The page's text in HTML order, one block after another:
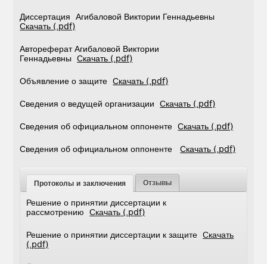
Диссертация Агибаловой Виктории Геннадьевны
Скачать (.pdf)
Автореферат Агибаловой Виктории
ГеннадьевныСкачать (.pdf)
Объявление о защитеСкачать (.pdf)
Сведения о ведущей организацииСкачать (.pdf)
Сведения об официальном оппонентеСкачать (.pdf)
Сведения об официальном оппонентеСкачать (.pdf)
Протоколы и заключения Отзывы
Решение о принятии диссертации к
рассмотрениюСкачать (.pdf)
Решение о принятии диссертации к защитеСкачать
(.pdf)